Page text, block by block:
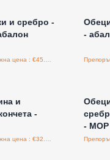
и сребро -
-
и
-
- MOP